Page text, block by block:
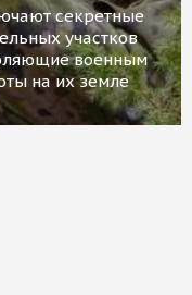
секретные
участков
военным
на их земле